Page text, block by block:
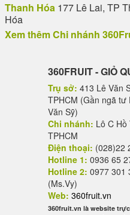
Thanh Hóa 177 Lê Lai, TP
Hóa
Xem thêm Chi nhánh
360FRUIT - GIỎ
Trụ sở: 413 Lê Văn
TPHCM (Gần ngã tư
Văn Sỹ)
Chi nhánh: Lô C Hồ
TPHCM
Điện thoại: (028)22
Hotline 1: 0936 65
Hotline 2: 0977 301
(Ms.Vy)
Web: 360fruit.vn
360fruit.vn là website